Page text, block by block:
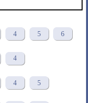
4 5 6
4
4 5